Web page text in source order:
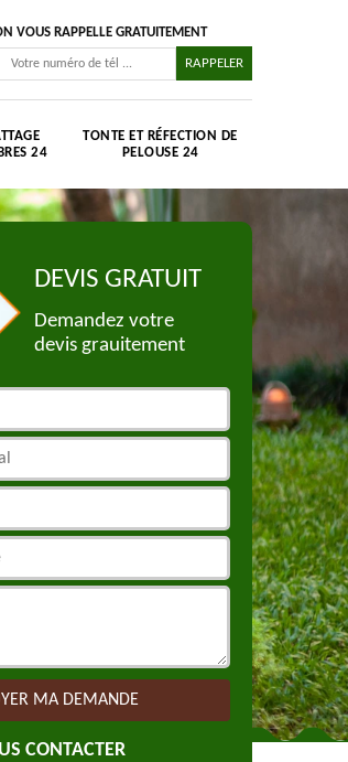
VOUS RAPPELLE GRATUITEMENT
24
TONTE ET RÉFECTION DE
PELOUSE 24
DEVIS GRATUIT
Demandez votre
devis grauitement
CONTACTER